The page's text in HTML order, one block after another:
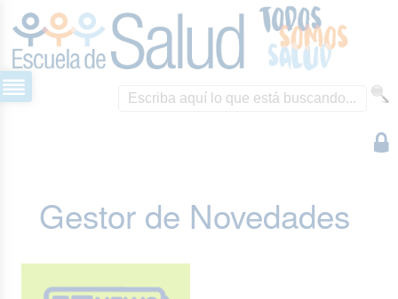
Gestor de Novedades